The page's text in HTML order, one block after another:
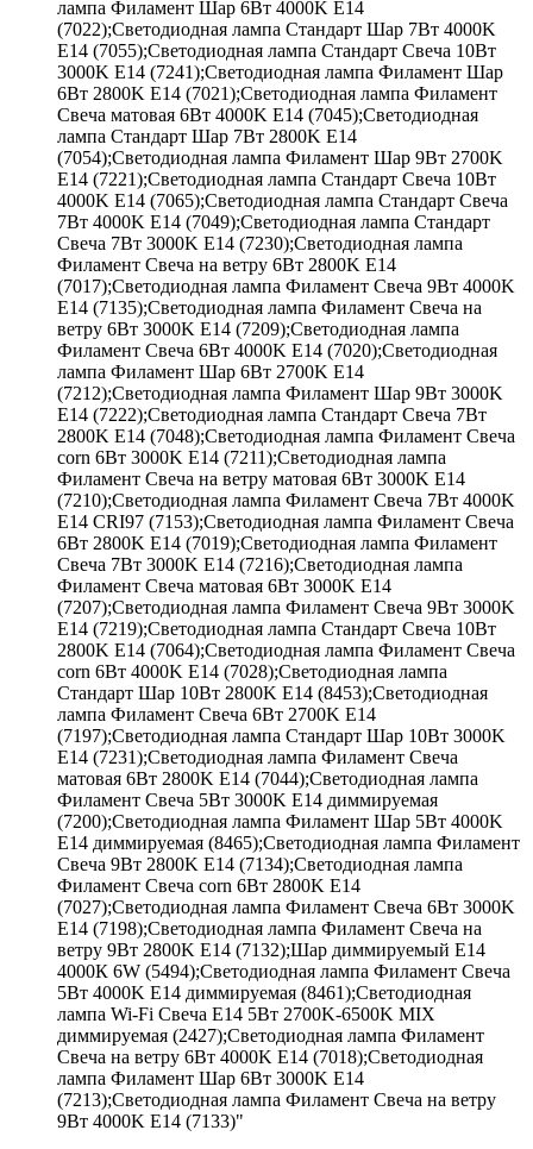
лампа Филамент Шар 6Вт 4000K E14
(7022);Светодиодная лампа Стандарт Шар 7Вт 4000K
E14 (7055);Светодиодная лампа Стандарт Свеча 10Вт
3000K E14 (7241);Светодиодная лампа Филамент Шар
6Вт 2800K E14 (7021);Светодиодная лампа Филамент
Свеча матовая 6Вт 4000K E14 (7045);Светодиодная
лампа Стандарт Шар 7Вт 2800K E14
(7054);Светодиодная лампа Филамент Шар 9Вт 2700K
E14 (7221);Светодиодная лампа Стандарт Свеча 10Вт
4000K E14 (7065);Светодиодная лампа Стандарт Свеча
7Вт 4000K E14 (7049);Светодиодная лампа Стандарт
Свеча 7Вт 3000K E14 (7230);Светодиодная лампа
Филамент Свеча на ветру 6Вт 2800K E14
(7017);Светодиодная лампа Филамент Свеча 9Вт 4000K
E14 (7135);Светодиодная лампа Филамент Свеча на
ветру 6Вт 3000K E14 (7209);Светодиодная лампа
Филамент Свеча 6Вт 4000K E14 (7020);Светодиодная
лампа Филамент Шар 6Вт 2700K E14
(7212);Светодиодная лампа Филамент Шар 9Вт 3000K
E14 (7222);Светодиодная лампа Стандарт Свеча 7Вт
2800K E14 (7048);Светодиодная лампа Филамент Свеча
corn 6Вт 3000K E14 (7211);Светодиодная лампа
Филамент Свеча на ветру матовая 6Вт 3000K E14
(7210);Светодиодная лампа Филамент Свеча 7Вт 4000K
E14 CRI97 (7153);Светодиодная лампа Филамент Свеча
6Вт 2800K E14 (7019);Светодиодная лампа Филамент
Свеча 7Вт 3000K E14 (7216);Светодиодная лампа
Филамент Свеча матовая 6Вт 3000K E14
(7207);Светодиодная лампа Филамент Свеча 9Вт 3000K
E14 (7219);Светодиодная лампа Стандарт Свеча 10Вт
2800K E14 (7064);Светодиодная лампа Филамент Свеча
corn 6Вт 4000K E14 (7028);Светодиодная лампа
Стандарт Шар 10Вт 2800K E14 (8453);Светодиодная
лампа Филамент Свеча 6Вт 2700K E14
(7197);Светодиодная лампа Стандарт Шар 10Вт 3000K
E14 (7231);Светодиодная лампа Филамент Свеча
матовая 6Вт 2800K E14 (7044);Светодиодная лампа
Филамент Свеча 5Вт 3000K E14 диммируемая
(7200);Светодиодная лампа Филамент Шар 5Вт 4000K
E14 диммируемая (8465);Светодиодная лампа Филамент
Свеча 9Вт 2800K E14 (7134);Светодиодная лампа
Филамент Свеча corn 6Вт 2800K E14
(7027);Светодиодная лампа Филамент Свеча 6Вт 3000K
E14 (7198);Светодиодная лампа Филамент Свеча на
ветру 9Вт 2800K E14 (7132);Шар диммируемый Е14
4000К 6W (5494);Светодиодная лампа Филамент Свеча
5Вт 4000K E14 диммируемая (8461);Светодиодная
лампа Wi-Fi Свеча E14 5Вт 2700K-6500K MIX
диммируемая (2427);Светодиодная лампа Филамент
Свеча на ветру 6Вт 4000K E14 (7018);Светодиодная
лампа Филамент Шар 6Вт 3000K E14
(7213);Светодиодная лампа Филамент Свеча на ветру
9Вт 4000K E14 (7133)"